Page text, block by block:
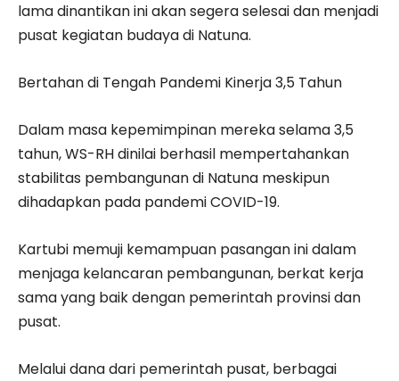
lama dinantikan ini akan segera selesai dan menjadi
pusat kegiatan budaya di Natuna.
Bertahan di Tengah Pandemi Kinerja 3,5 Tahun
Dalam masa kepemimpinan mereka selama 3,5
tahun, WS-RH dinilai berhasil mempertahankan
stabilitas pembangunan di Natuna meskipun
dihadapkan pada pandemi COVID-19.
Kartubi memuji kemampuan pasangan ini dalam
menjaga kelancaran pembangunan, berkat kerja
sama yang baik dengan pemerintah provinsi dan
pusat.
Melalui dana dari pemerintah pusat, berbagai